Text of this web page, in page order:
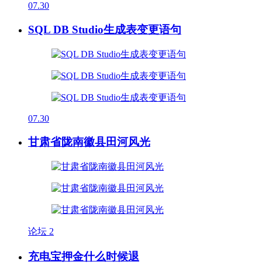
07.30
SQL DB Studio生成表变更语句
07.30
甘肃省陇南徽县田河风光
论坛 2
充电宝押金什么时候退